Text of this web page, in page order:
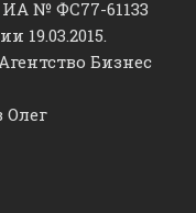
№ ФС77-61133
19.03.2015.
Бизнес
Олег